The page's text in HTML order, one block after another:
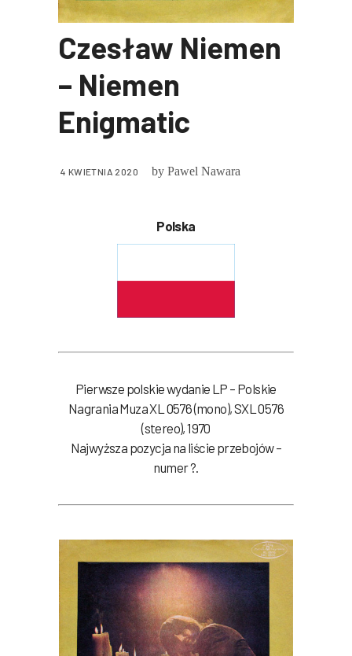
Czesław Niemen
– Niemen
Enigmatic
4 KWIETNIA 2020 by Pawel Nawara
Polska
Pierwsze polskie wydanie LP – Polskie
Nagrania Muza XL 0576 (mono), SXL 0576
(stereo), 1970
Najwyższa pozycja na liście przebojów –
numer ?.